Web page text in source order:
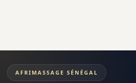
AFRIMASSAGE SÉNÉGAL